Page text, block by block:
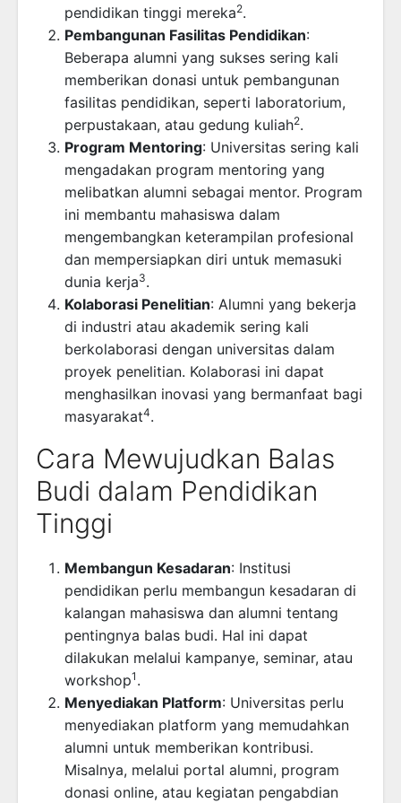
pendidikan tinggi mereka2.
Pembangunan Fasilitas Pendidikan:
Beberapa alumni yang sukses sering kali
memberikan donasi untuk pembangunan
fasilitas pendidikan, seperti laboratorium,
perpustakaan, atau gedung kuliah2.
Program Mentoring: Universitas sering kali
mengadakan program mentoring yang
melibatkan alumni sebagai mentor. Program
ini membantu mahasiswa dalam
mengembangkan keterampilan profesional
dan mempersiapkan diri untuk memasuki
dunia kerja3.
Kolaborasi Penelitian: Alumni yang bekerja
di industri atau akademik sering kali
berkolaborasi dengan universitas dalam
proyek penelitian. Kolaborasi ini dapat
menghasilkan inovasi yang bermanfaat bagi
masyarakat4.
Cara Mewujudkan Balas
Budi dalam Pendidikan
Tinggi
Membangun Kesadaran: Institusi
pendidikan perlu membangun kesadaran di
kalangan mahasiswa dan alumni tentang
pentingnya balas budi. Hal ini dapat
dilakukan melalui kampanye, seminar, atau
workshop1 .
Menyediakan Platform: Universitas perlu
menyediakan platform yang memudahkan
alumni untuk memberikan kontribusi.
Misalnya, melalui portal alumni, program
donasi online, atau kegiatan pengabdian